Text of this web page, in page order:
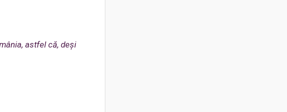
astfel că, deși